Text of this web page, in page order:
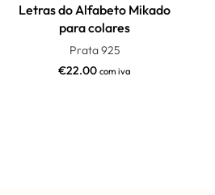
Letras do Alfabeto Mikado
para colares
Prata 925
€22.00 com iva